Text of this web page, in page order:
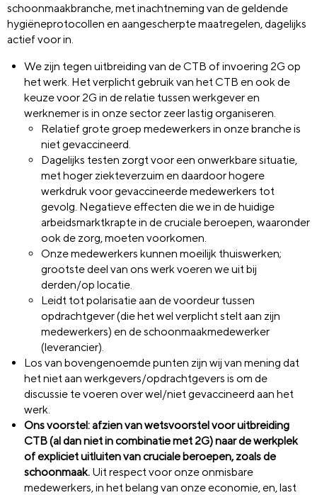
schoonmaakbranche, met inachtneming van de geldende
hygiëneprotocollen en aangescherpte maatregelen, dagelijks
actief voor in.
We zijn tegen uitbreiding van de CTB of invoering 2G op
het werk. Het verplicht gebruik van het CTB en ook de
keuze voor 2G in de relatie tussen werkgever en
werknemer is in onze sector zeer lastig organiseren.
Relatief grote groep medewerkers in onze branche is
niet gevaccineerd.
Dagelijks testen zorgt voor een onwerkbare situatie,
met hoger ziekteverzuim en daardoor hogere
werkdruk voor gevaccineerde medewerkers tot
gevolg. Negatieve effecten die we in de huidige
arbeidsmarktkrapte in de cruciale beroepen, waaronder
ook de zorg, moeten voorkomen.
Onze medewerkers kunnen moeilijk thuiswerken;
grootste deel van ons werk voeren we uit bij
derden/op locatie.
Leidt tot polarisatie aan de voordeur tussen
opdrachtgever (die het wel verplicht stelt aan zijn
medewerkers) en de schoonmaakmedewerker
(leverancier).
Los van bovengenoemde punten zijn wij van mening dat
het niet aan werkgevers/opdrachtgevers is om de
discussie te voeren over wel/niet gevaccineerd aan het
werk.
Ons voorstel: afzien van wetsvoorstel voor uitbreiding
CTB (al dan niet in combinatie met 2G) naar de werkplek
of expliciet uitluiten van cruciale beroepen, zoals de
schoonmaak. Uit respect voor onze onmisbare
medewerkers, in het belang van onze economie, en, last